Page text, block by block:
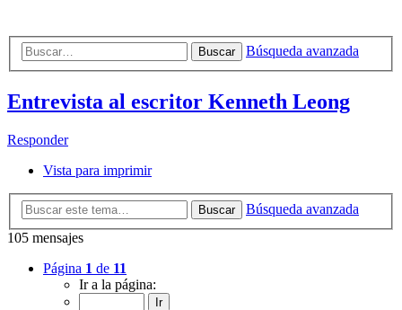
Buscar Búsqueda avanzada
Entrevista al escritor Kenneth Leong
Responder
Vista para imprimir
Buscar
Búsqueda avanzada
105 mensajes
Página 1 de 11
Ir a la página: